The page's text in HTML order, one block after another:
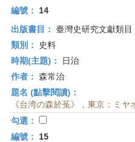
編號：
14
出版書目： 臺灣史研究文獻類
類別：
史料
時期(主題)：
日治
作者： 森常治
題名 (點擊閱讀)：
《台湾の森於菟》，東京：ミヤ
勾選：
編號：
15